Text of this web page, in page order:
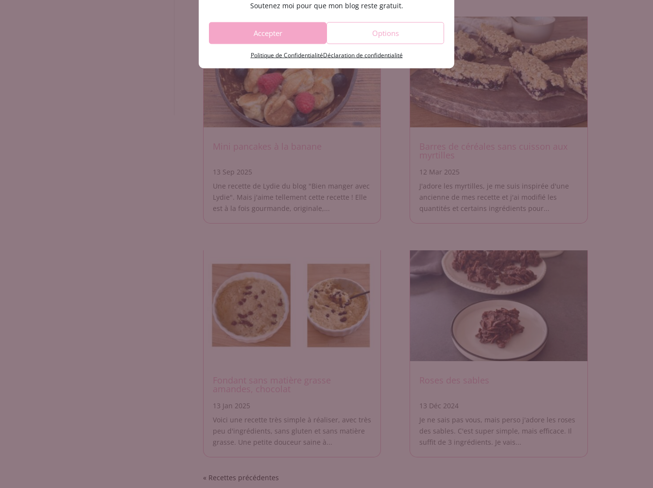
Soutenez moi pour que mon blog reste gratuit.
Accepter Options
Politique de ConfidentialitéDéclaration de confidentialité
Mini pancakes à la banane
13 Sep 2025
Une recette de Lydie du blog "Bien manger avec
Lydie". Mais j'aime tellement cette recette ! Elle
est à la fois gourmande, originale,...
Fondant sans matière grasse
amandes, chocolat
13 Jan 2025
Voici une recette très simple à réaliser, avec très
peu d'ingrédients, sans gluten et sans matière
grasse. Une petite douceur saine à...
Barres de céréales sans cuisson aux
myrtilles
12 Mar 2025
J'adore les myrtilles, je me suis inspirée d'une
ancienne de mes recette et j'ai modifié les
quantités et certains ingrédients pour...
Roses des sables
13 Déc 2024
Je ne sais pas vous, mais perso j'adore les roses
des sables. C'est super simple, mais efficace. Il
suffit de 3 ingrédients. Je vais...
« Entrées précédentes